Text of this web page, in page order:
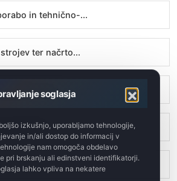
soglasja
izkušnjo, uporabljamo tehnologije,
in/ali dostop do informacij v
nam omogoča obdelavo
pri brskanju ali edinstveni identifikatorji.
lahko vpliva na nekatere
in tehnično-...
ter načrto...
strojev ...
2014/34/EU